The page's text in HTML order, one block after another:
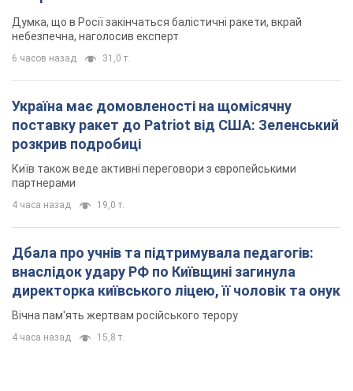
Думка, що в Росії закінчаться балістичні ракети, вкрай
небезпечна, наголосив експерт
6 часов назад 31,0 т.
Україна має домовленості на щомісячну
поставку ракет до Patriot від США: Зеленський
розкрив подробиці
Київ також веде активні переговори з європейськими
партнерами
4 часа назад 19,0 т.
Дбала про учнів та підтримувала педагогів:
внаслідок удару РФ по Київщині загинула
директорка київського ліцею, її чоловік та онук
Вічна пам'ять жертвам російського терору
4 часа назад 15,8 т.